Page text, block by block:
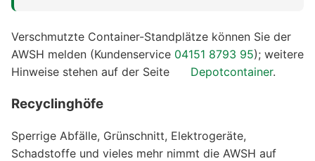
Verschmutzte Container-Standplätze können Sie der
AWSH melden (Kundenservice 04151 8793 95); weitere
Hinweise stehen auf der Seite
Depotcontainer.
Recyclinghöfe
Sperrige Abfälle, Grünschnitt, Elektrogeräte,
Schadstoffe und vieles mehr nimmt die AWSH auf